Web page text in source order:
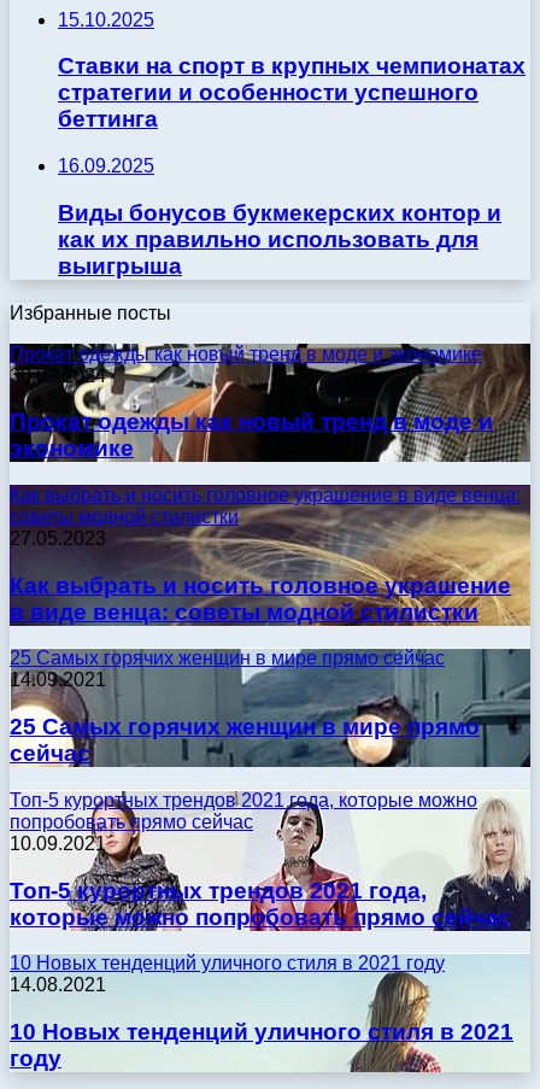
15.10.2025
Ставки на спорт в крупных чемпионатах
стратегии и особенности успешного
беттинга
16.09.2025
Виды бонусов букмекерских контор и
как их правильно использовать для
выигрыша
Избранные посты
Прокат одежды как новый тренд в моде и экономике
30.09.2024
Прокат одежды как новый тренд в моде и
экономике
Как выбрать и носить головное украшение в виде венца:
советы модной стилистки
27.05.2023
Как выбрать и носить головное украшение
в виде венца: советы модной стилистки
25 Самых горячих женщин в мире прямо сейчас
14.09.2021
25 Самых горячих женщин в мире прямо
сейчас
Топ-5 курортных трендов 2021 года, которые можно
попробовать прямо сейчас
10.09.2021
Топ-5 курортных трендов 2021 года,
которые можно попробовать прямо сейчас
10 Новых тенденций уличного стиля в 2021 году
14.08.2021
10 Новых тенденций уличного стиля в 2021
году